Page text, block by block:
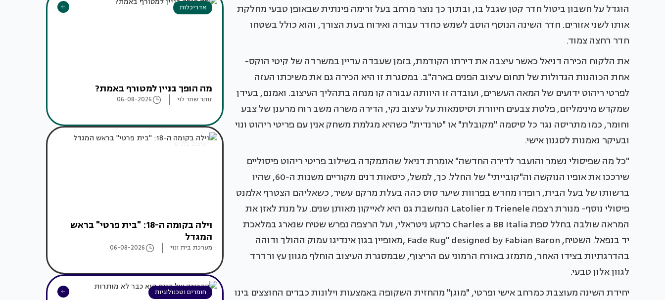
הוגדל על חשבון ביטול חדר קטן שגבל בו, ובתוך כך נוצר מרחב בעל זרימה פינתית שבאופן טבעי מחלקת
אותו לשני אזורים. חדר השינה הנוסף הוסב לשמש כחדר עבודה ואירוח בעת הצורך, והוא כולל בשטחו
חדר רחצה צמוד.
את הלקוח הכירה דניאל כאשר עיצבה את דירתו הקודמת, בזמן שעבדה עדיין במשרדה של קיטי הוקס-
אחת הכוהנות הגדולות של תחום עיצוב הפנים בארה"ב. במסגרת זו היא הכירה גם את משיכתו העזה
לפרטי ריהוט ידועים של המאה העשרים, ועובדה זו היוותה עבורה קו מנחה בתהליך העיצוב. ואמנם, בעידן
שמקדש מינימליזם, פלטת צבעים חיוורת וסיסמאות על עיצוב נקי, הדירה משרה משב רוח מרענן של צבע
וחומר, כמו מתריסה נגד כל סיסמה "מקובלת" או "טרנדית" כשהיא מגלמת משחק אנין עם פריטי ריהוט ונוי
ובעיקר נאמנות לסגנון אישי.
"כל מה שפיסולי נשמר והועבר לדירה החדשה" אומרת דניאל שהתמקדה בשילוב פריטי ריהוט פיסוליים
שירככו את אופיו הנוקשה וה"קובייתי" של החלל. כך, למשל, כיסאות דנים מקוריים משנות ה-60, שהיו
ברשותו של בעל הבית, רופדו מחדש בפרוות שיער סוס כהה בעלת מרקם עשיר, כשאליהם הצטרף אלמנט
פיסולי נוסף- מנורת רצפה Trienele מ Latolier הנחשבת גם היא לאייקון מאותן שנים. על מנת לאזן את
המראה שולבה בחלל ספת Charles a BB Italia כרקע ניטראלי, ועל הרצפה נפרש שטיח שנארג במלאכת
יד בנפאל. השטיח, Fade Rug" designed by Fabian Baron ,מאופיין בגון אינדיגו עמוק ההולך ודוהה
בהדרגתיות בצידו האחר, מתמזג באורח הרמוני עם הריצוף, שבמסגרת העיצוב הוחלף מגוון עץ ורדרד
לגוון אלון טבעי.
יחידת השינה מעוצבת כמרחב אישי ופרטי, "מוגן" מהחזית השקופה באמצעות וילונות כבדים החוצצים בינו
אדריכלות
מה הופך בניין למטורף באמת?
זוהר שחר לוי 06-08-2026
עיצוב בתים
וילה בקומה ה-18: "בית פרטי" בראש
המגדל
מערכת בית ונוי 06-08-2026
חומרים וטכנולוגיות